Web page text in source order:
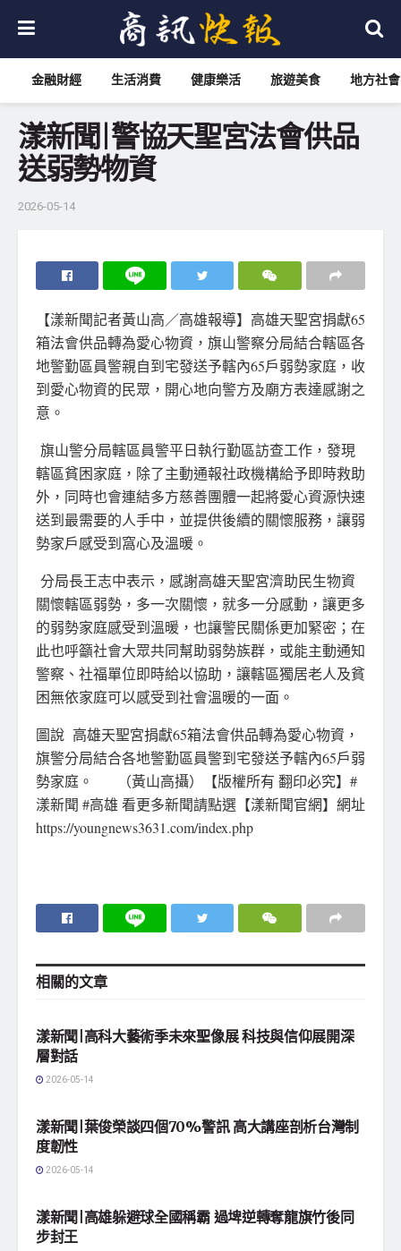
金融財經 生活消費 健康樂活 旅遊美食 地方社會
漾新聞|警協天聖宮法會供品
送弱勢物資
2026-05-14
【漾新聞記者黃山高／高雄報導】高雄天聖宮捐獻65
箱法會供品轉為愛心物資，旗山警察分局結合轄區各
地警勤區員警親自到宅發送予轄內65戶弱勢家庭，收
到愛心物資的民眾，開心地向警方及廟方表達感謝之
意。
旗山警分局轄區員警平日執行勤區訪查工作，發現
轄區貧困家庭，除了主動通報社政機構給予即時救助
外，同時也會連結多方慈善團體一起將愛心資源快速
送到最需要的人手中，並提供後續的關懷服務，讓弱
勢家戶感受到窩心及溫暖。
分局長王志中表示，感謝高雄天聖宮濟助民生物資
關懷轄區弱勢，多一次關懷，就多一分感動，讓更多
的弱勢家庭感受到溫暖，也讓警民關係更加緊密；在
此也呼籲社會大眾共同幫助弱勢族群，或能主動通知
警察、社福單位即時給以協助，讓轄區獨居老人及貧
困無依家庭可以感受到社會溫暖的一面。
圖說 高雄天聖宮捐獻65箱法會供品轉為愛心物資，
旗警分局結合各地警勤區員警到宅發送予轄內65戶弱
勢家庭。 （黃山高攝）【版權所有 翻印必究】#
漾新聞 #高雄 看更多新聞請點選【漾新聞官網】網址
https://youngnews3631.com/index.php
相關的文章
漾新聞|高科大藝術季未來聖像展 科技與信仰展開深
層對話
2026-05-14
漾新聞|葉俊榮談四個70%警訊 高大講座剖析台灣制
度韌性
2026-05-14
漾新聞|高雄躲避球全國稱霸 過埤逆轉奪龍旗竹後同
步封王